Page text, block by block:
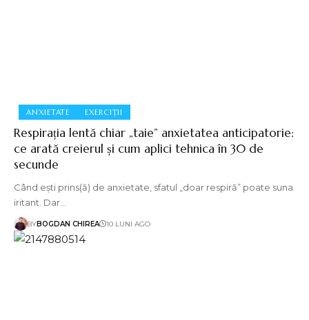
ANXIETATE EXERCIȚII
Respirația lentă chiar „taie” anxietatea anticipatorie:
ce arată creierul și cum aplici tehnica în 30 de
secunde
Când ești prins(ă) de anxietate, sfatul „doar respiră” poate suna
iritant. Dar…
BYBOGDAN CHIREA 10 LUNI AGO